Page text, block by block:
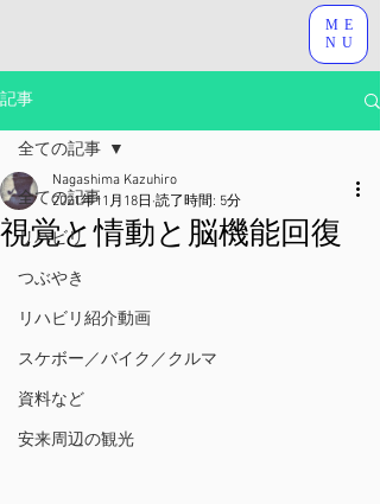
ME
NU
記事
全ての記事
リハビリ
つぶやき
リハビリ紹介動画
スケボー／バイク／クルマ
資料など
安来周辺の観光
全ての記事
視覚と情動と脳機能回復
Nagashima Kazuhiro
2021年11月18日 読了時間: 5分